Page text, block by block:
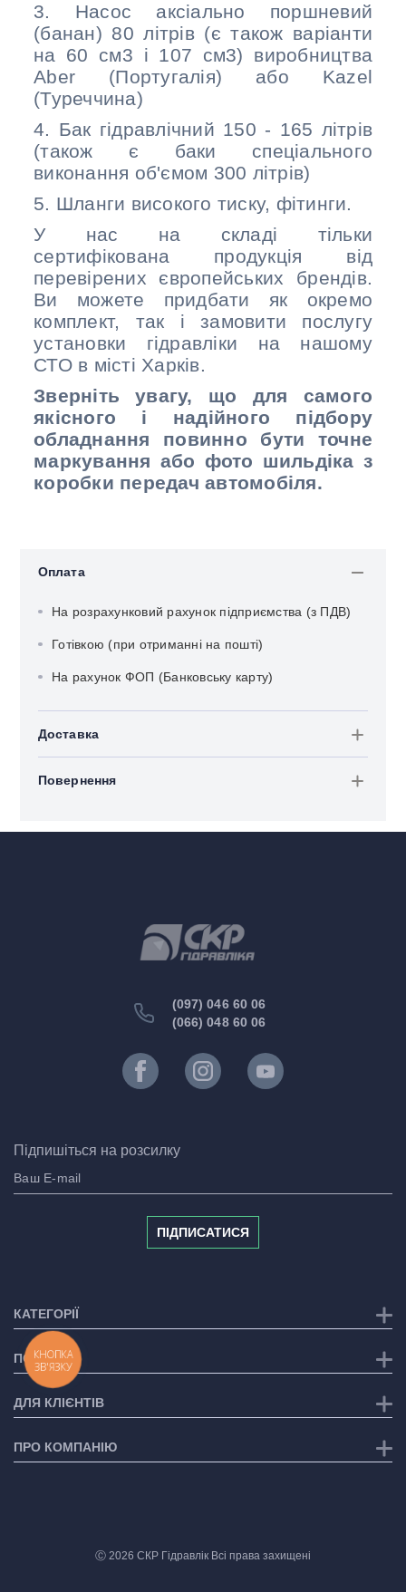
3. Насос аксіально поршневий
(банан) 80 літрів (є також варіанти
на 60 см3 і 107 см3) виробництва
Aber (Португалія) або Kazel
(Туреччина)
4. Бак гідравлічний 150 - 165 літрів
(також є баки спеціального
виконання об'ємом 300 літрів)
5. Шланги високого тиску, фітинги.
У нас на складі тільки
сертифікована продукція від
перевірених європейських брендів.
Ви можете придбати як окремо
комплект, так і замовити послугу
установки гідравліки на нашому
СТО в місті Харків.
Зверніть увагу, що для самого
якісного і надійного підбору
обладнання повинно бути точне
маркування або фото шильдіка з
коробки передач автомобіля.
Оплата
На розрахунковий рахунок підприємства (з ПДВ)
Готівкою (при отриманні на пошті)
На рахунок ФОП (Банковську карту)
Доставка
Повернення
(097) 046 60 06
(066) 048 60 06
Підпишіться на розсилку
ПІДПИСАТИСЯ
КАТЕГОРІЇ
ПОСЛУГИ
ДЛЯ КЛІЄНТІВ
ПРО КОМПАНІЮ
Ⓒ 2026 СКР Гідравлік Всі права захищені
КНОПКА
ЗВ'ЯЗКУ